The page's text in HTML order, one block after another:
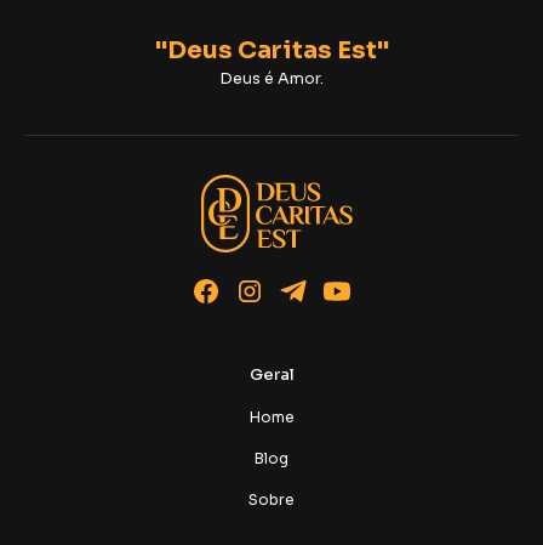
"Deus Caritas Est"
Deus é Amor.
Geral
Home
Blog
Sobre